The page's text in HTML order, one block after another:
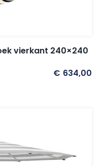
vierkant 240×240
€ 634,00